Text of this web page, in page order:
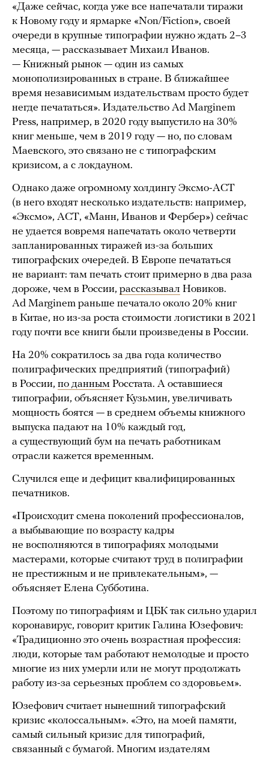
«Даже сейчас, когда уже все напечатали тиражи
к Новому году и ярмарке «Non/Fiction», своей
очереди в крупные типографии нужно ждать 2–3
месяца, — рассказывает Михаил Иванов.
— Книжный рынок — один из самых
монополизированных в стране. В ближайшее
время независимым издательствам просто будет
негде печататься». Издательство Ad Marginem
Press, например, в 2020 году выпустило на 30%
книг меньше, чем в 2019 году — но, по словам
Маевского, это связано не с типографским
кризисом, а с локдауном.
Однако даже огромному холдингу Эксмо-АСТ
(в него входят несколько издательств: например,
«Эксмо», АСТ, «Манн, Иванов и Фербер») сейчас
не удается вовремя напечатать около четверти
запланированных тиражей из-за больших
типографских очередей. В Европе печататься
не вариант: там печать стоит примерно в два раза
дороже, чем в России, рассказывал Новиков.
Ad Marginem раньше печатало около 20% книг
в Китае, но из-за роста стоимости логистики в 2021
году почти все книги были произведены в России.
На 20% сократилось за два года количество
полиграфических предприятий (типографий)
в России, по данным Росстата. А оставшиеся
типографии, объясняет Кузьмин, увеличивать
мощность боятся — в среднем объемы книжного
выпуска падают на 10% каждый год,
а существующий бум на печать работникам
отрасли кажется временным.
Случился еще и дефицит квалифицированных
печатников.
«Происходит смена поколений профессионалов,
а выбывающие по возрасту кадры
не восполняются в типографиях молодыми
мастерами, которые считают труд в полиграфии
не престижным и не привлекательным», —
объясняет Елена Субботина.
Поэтому по типографиям и ЦБК так сильно ударил
коронавирус, говорит критик Галина Юзефович:
«Традиционно это очень возрастная профессия:
люди, которые там работают немолодые и просто
многие из них умерли или не могут продолжать
работу из-за серьезных проблем со здоровьем».
Юзефович считает нынешний типографский
кризис «колоссальным». «Это, на моей памяти,
самый сильный кризис для типографий,
связанный с бумагой. Многим издателям